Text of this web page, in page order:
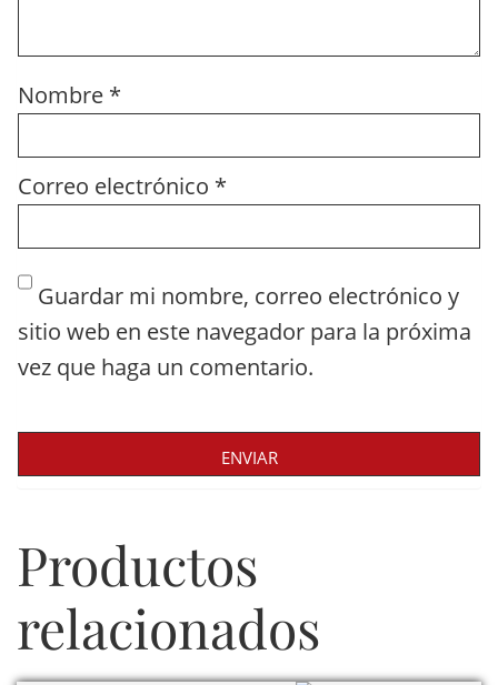
Nombre *
Correo electrónico *
Guardar mi nombre, correo electrónico y
sitio web en este navegador para la próxima
vez que haga un comentario.
Productos
relacionados